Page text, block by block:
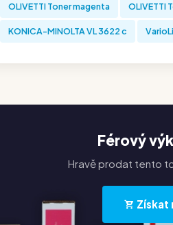
OLIVETTI Toner magenta OLIVETTI
KONICA-MINOLTA VL 3622 c
Férový
Hravě prodat tento
Získat